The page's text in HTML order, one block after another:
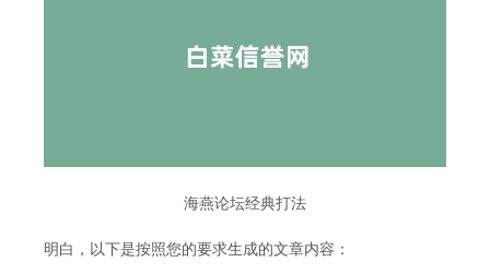
海燕论坛经典打法
明白，以下是按照您的要求生成的文章内容：